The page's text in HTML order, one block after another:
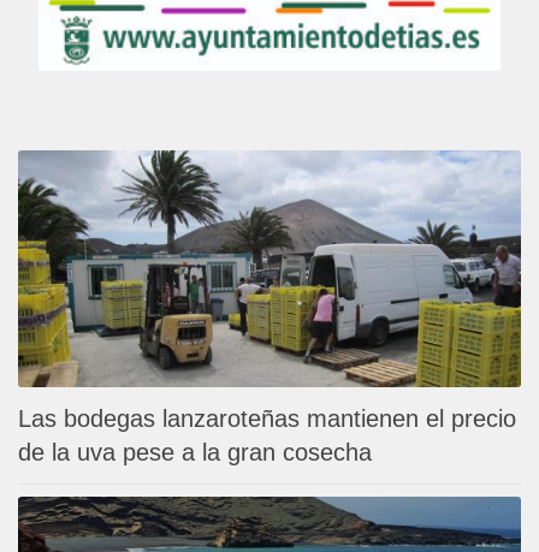
Las bodegas lanzaroteñas mantienen el precio
de la uva pese a la gran cosecha